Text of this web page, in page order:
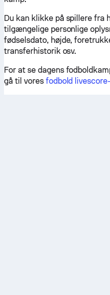
Du kan klikke på spillere fra
tilgængelige personlige
fødselsdato, højde,
transferhistorik osv.
For at se dagens
gå til vores fodbold